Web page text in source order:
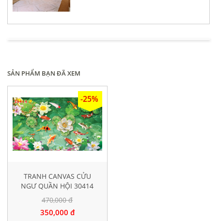
SẢN PHẨM BẠN ĐÃ XEM
-25%
TRANH CANVAS CỬU
NGƯ QUẦN HỘI 30414
470,000 đ
350,000 đ